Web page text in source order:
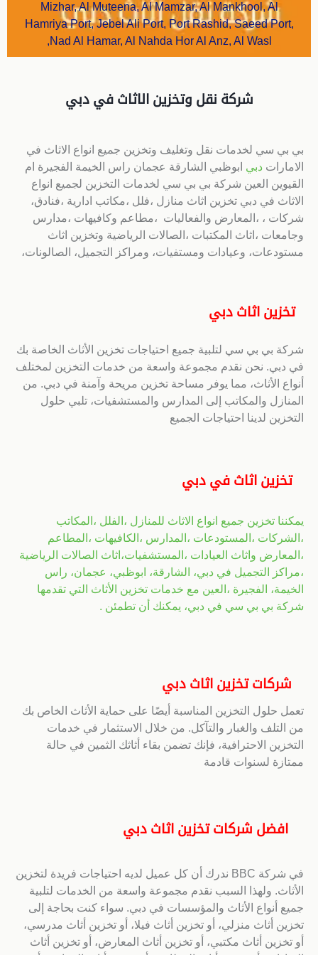
Mizhar, Al Muteena, Al Mamzar, Al Mankhool, Al
Hamriya Port, Jebel Ali Port, Port Rashid, Saeed Port,
Nad Al Hamar, Al Nahda Hor Al Anz, Al Wasl,
شركة نقل وتخزين الاثاث في دبي
بي بي سي لخدمات نقل وتغليف وتخزين جميع انواع الاثاث في
الامارات دبي ابوظبي الشارقة عجمان راس الخيمة الفجيرة ام
القيوين العين شركة بي بي سي لخدمات التخزين لجميع انواع
الاثاث في دبي تخزين اثاث منازل ،فلل ،مكاتب ادارية ،فنادق،
شركات ، ،المعارض والفعاليات ،مطاعم وكافيهات ،مدارس
وجامعات ،اثاث المكتبات ،الصالات الرياضية وتخزين اثاث
مستودعات، وعيادات ومستفيات، ومراكز التجميل، الصالونات،
تخزين اثاث دبي
شركة بي بي سي لتلبية جميع احتياجات تخزين الأثاث الخاصة بك
في دبي. نحن نقدم مجموعة واسعة من خدمات التخزين لمختلف
أنواع الأثاث، مما يوفر مساحة تخزين مريحة وآمنة في دبي. من
المنازل والمكاتب إلى المدارس والمستشفيات، تلبي حلول
التخزين لدينا احتياجات الجميع
تخزين اثاث في دبي
يمكننا تخزين جميع انواع الاثاث للمنازل ،الفلل ،المكاتب
،الشركات ،المستودعات ،المدارس ،الكافيهات ،المطاعم
،المعارض واثاث العيادات ،المستشفيات،اثاث الصالات الرياضية
،مراكز التجميل في دبي، الشارقة، ابوظبي، عجمان، راس
الخيمة، الفجيرة ،العين مع خدمات تخزين الأثاث التي تقدمها
شركة بي بي سي في دبي، يمكنك أن تطمئن .
شركات تخزين اثاث دبي
تعمل حلول التخزين المناسبة أيضًا على حماية الأثاث الخاص بك
من التلف والغبار والتآكل. من خلال الاستثمار في خدمات
التخزين الاحترافية، فإنك تضمن بقاء أثاثك الثمين في حالة
ممتازة لسنوات قادمة
افضل شركات تخزين اثاث دبي
في شركة BBC ندرك أن كل عميل لديه احتياجات فريدة لتخزين
الأثاث. ولهذا السبب نقدم مجموعة واسعة من الخدمات لتلبية
جميع أنواع الأثاث والمؤسسات في دبي. سواء كنت بحاجة إلى
تخزين أثاث منزلي، أو تخزين أثاث فيلا، أو تخزين أثاث مدرسي،
أو تخزين أثاث مكتبي، أو تخزين أثاث المعارض، أو تخزين أثاث